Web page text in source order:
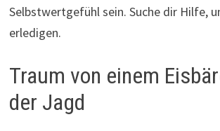
Selbstwertgefühl sein. Suche dir Hilfe,
erledigen.
Traum von einem
der Jagd